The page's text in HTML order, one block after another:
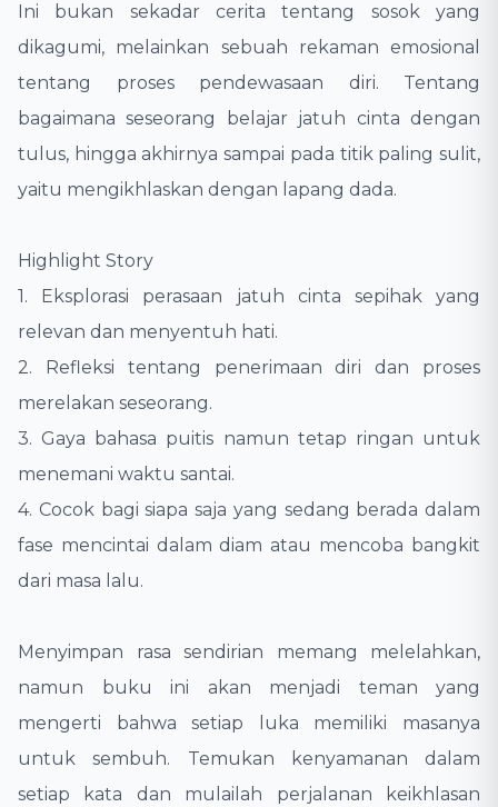
Ini bukan sekadar cerita tentang sosok yang
dikagumi, melainkan sebuah rekaman emosional
tentang proses pendewasaan diri. Tentang
bagaimana seseorang belajar jatuh cinta dengan
tulus, hingga akhirnya sampai pada titik paling sulit,
yaitu mengikhlaskan dengan lapang dada.
Highlight Story
1. Eksplorasi perasaan jatuh cinta sepihak yang
relevan dan menyentuh hati.
2. Refleksi tentang penerimaan diri dan proses
merelakan seseorang.
3. Gaya bahasa puitis namun tetap ringan untuk
menemani waktu santai.
4. Cocok bagi siapa saja yang sedang berada dalam
fase mencintai dalam diam atau mencoba bangkit
dari masa lalu.
Menyimpan rasa sendirian memang melelahkan,
namun buku ini akan menjadi teman yang
mengerti bahwa setiap luka memiliki masanya
untuk sembuh. Temukan kenyamanan dalam
setiap kata dan mulailah perjalanan keikhlasan